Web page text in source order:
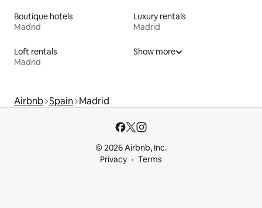
Boutique hotels
Madrid
Luxury rentals
Madrid
Loft rentals
Madrid
Show more
Airbnb Spain Madrid
© 2026 Airbnb, Inc.
Privacy
Terms